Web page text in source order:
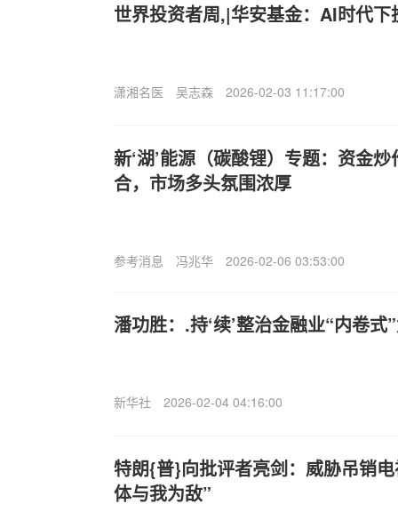
世界投资者周,|华安基金：AI时代下
潇湘名医 吴志森 2026-02-03 11:17:00
新‘湖’能源（碳酸锂）专题：资金
合，市场多头氛围浓厚
参考消息 冯兆华 2026-02-06 03:53:00
潘功胜：.持‘续’整治金融业“内卷式
新华社 2026-02-04 04:16:00
特朗{普}向批评者亮剑：威胁吊销
体与我为敌”